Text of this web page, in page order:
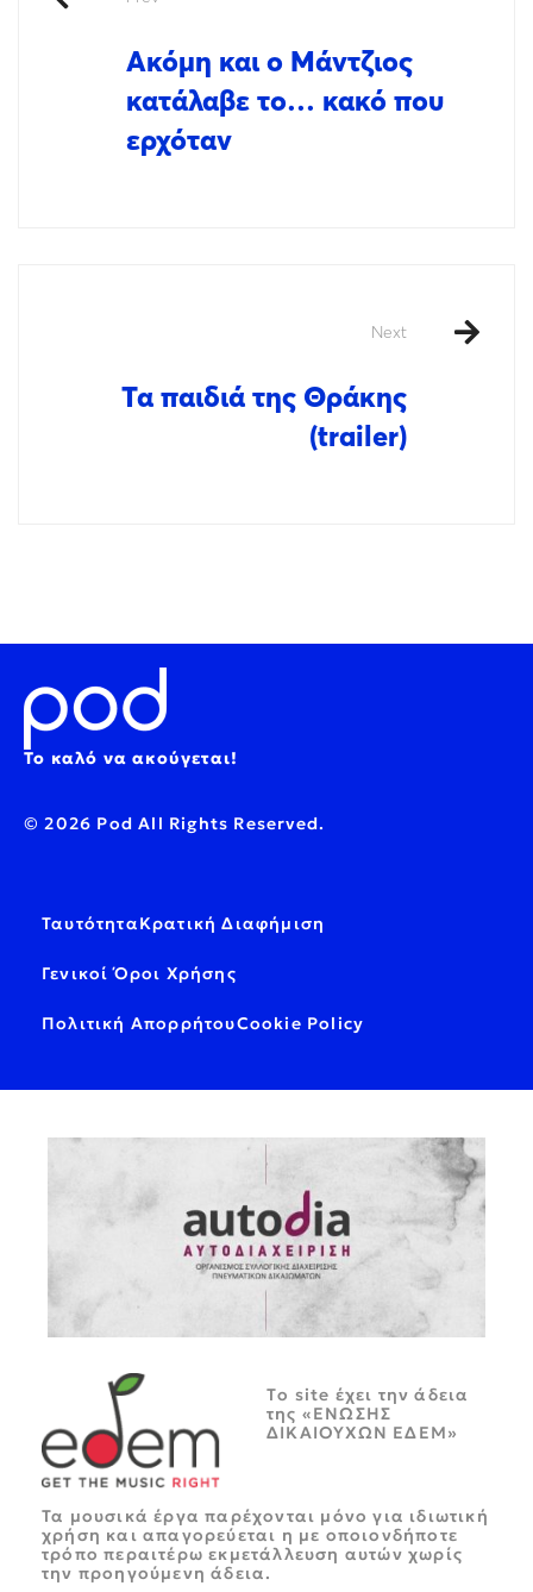
Ακόμη και ο Μάντζιος
κατάλαβε το… κακό που
ερχόταν
Next
Τα παιδιά της Θράκης
(trailer)
Το καλό να ακούγεται!
© 2026 Pod All Rights Reserved.
ΤαυτότηταΚρατική Διαφήμιση
Γενικοί Όροι Χρήσης
Πολιτική ΑπορρήτουCookie Policy
Tο site έχει την άδεια
της «ΕΝΩΣΗΣ
ΔΙΚΑΙΟΥΧΩΝ ΕΔΕΜ»
Τα μουσικά έργα παρέχονται μόνο για ιδιωτική
χρήση και απαγορεύεται η με οποιονδήποτε
τρόπο περαιτέρω εκμετάλλευση αυτών χωρίς
την προηγούμενη άδεια.